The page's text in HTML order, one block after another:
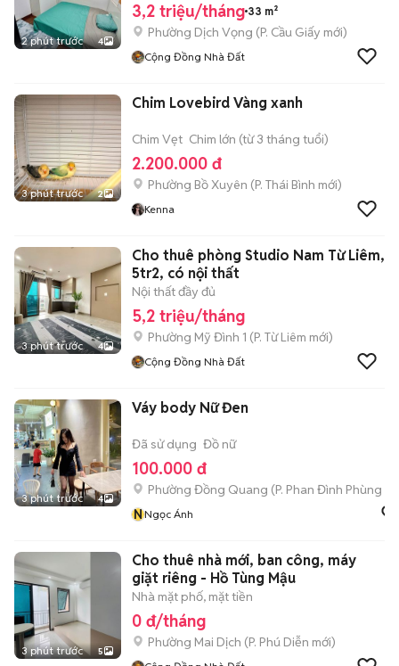
2 phút trước 4
3,2 triệu/tháng 33 m²
Phường Dịch Vọng (P. Cầu Giấy mới)
Cộng Đồng Nhà Đất
3 phút trước 2
Chim Lovebird Vàng xanh
Chim Vẹt Chim lớn (từ 3 tháng tuổi)
2.200.000 đ
Phường Bồ Xuyên (P. Thái Bình mới)
Kenna
3 phút trước 4
Cho thuê phòng Studio Nam Từ Liêm,
5tr2, có nội thất
Nội thất đầy đủ
5,2 triệu/tháng
Phường Mỹ Đình 1 (P. Từ Liêm mới)
Cộng Đồng Nhà Đất
3 phút trước 4
Váy body Nữ Đen
Đã sử dụng Đồ nữ
100.000 đ
Phường Đồng Quang (P. Phan Đình Phùng
NNgọc Ánh
3 phút trước 5
Cho thuê nhà mới, ban công, máy
giặt riêng - Hồ Tùng Mậu
Nhà mặt phố, mặt tiền
0 đ/tháng
Phường Mai Dịch (P. Phú Diễn mới)